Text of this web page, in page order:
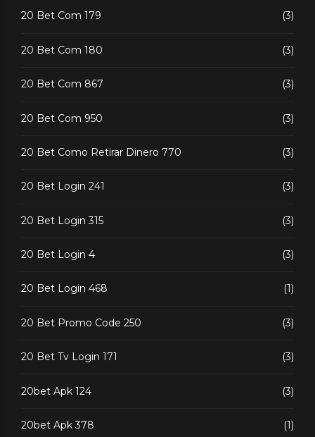
20 Bet Com 179 (3)
20 Bet Com 180 (3)
20 Bet Com 867 (3)
20 Bet Com 950 (3)
20 Bet Como Retirar Dinero 770 (3)
20 Bet Login 241 (3)
20 Bet Login 315 (3)
20 Bet Login 4 (3)
20 Bet Login 468 (1)
20 Bet Promo Code 250 (3)
20 Bet Tv Login 171 (3)
20bet Apk 124 (3)
20bet Apk 378 (1)